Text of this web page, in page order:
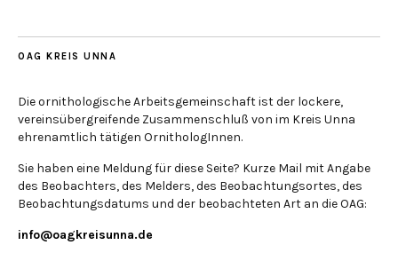
OAG KREIS UNNA
Die ornithologische Arbeitsgemeinschaft ist der lockere,
vereinsübergreifende Zusammenschluß von im Kreis Unna
ehrenamtlich tätigen OrnithologInnen.
Sie haben eine Meldung für diese Seite? Kurze Mail mit Angabe
des Beobachters, des Melders, des Beobachtungsortes, des
Beobachtungsdatums und der beobachteten Art an die OAG:
info@oagkreisunna.de